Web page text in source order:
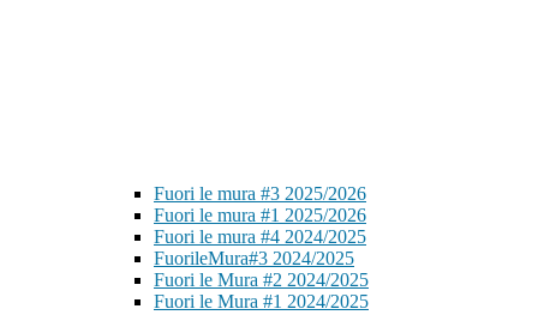
Fuori le mura #3 2025/2026
Fuori le mura #1 2025/2026
Fuori le mura #4 2024/2025
FuorileMura#3 2024/2025
Fuori le Mura #2 2024/2025
Fuori le Mura #1 2024/2025